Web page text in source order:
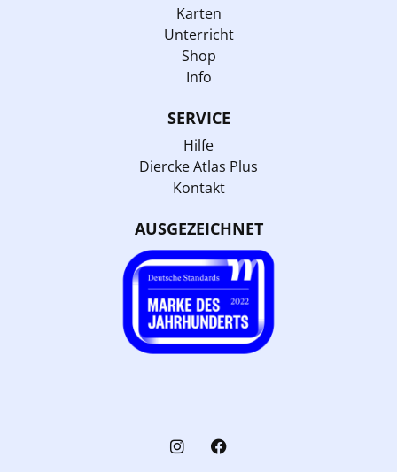
Karten
Unterricht
Shop
Info
SERVICE
Hilfe
Diercke Atlas Plus
Kontakt
AUSGEZEICHNET